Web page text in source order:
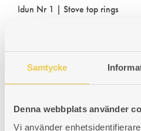
Samtycke
Denna webbplats använder
Vi använder
Idun Nr 1 | Stove top rings
might need to purchase also a
separate 295 mm ring.
Art. nr: 990000226